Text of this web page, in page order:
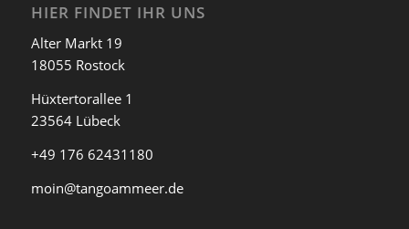
HIER FINDET IHR UNS
Alter Markt 19
18055 Rostock
Hüxtertorallee 1
23564 Lübeck
+49 176 62431180
moin@tangoammeer.de